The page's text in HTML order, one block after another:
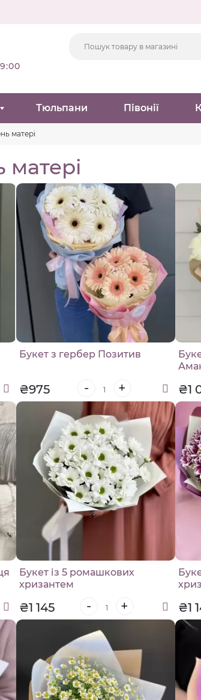
Тюльпани Півонії
матері
матері
Букет з гербер Позитив
₴975 - + ₴1
Букет із 5 ромашкових
хризантем
₴1 145 - + ₴1